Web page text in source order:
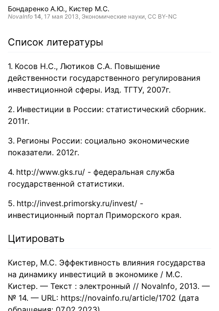
Бондаренко А.Ю. Кистер М.С.
NovaInfo 14, 17 мая 2013, Экономические науки, CC BY-NC
Список литературы
Косов Н.С., Лютиков С.А. Повышение
действенности государственного регулирования
инвестиционной сферы. Изд. ТГТУ, 2007г.
Инвестиции в России: статистический сборник.
2011г.
Регионы России: социально экономические
показатели. 2012г.
http://www.gks.ru/ - федеральная служба
государственной статистики.
http://invest.primorsky.ru/invest/ -
инвестиционный портал Приморского края.
Цитировать
Кистер, М.С. Эффективность влияния государства
на динамику инвестиций в экономике / М.С.
Кистер. — Текст : электронный // NovaInfo, 2013. —
№ 14. — URL: https://novainfo.ru/article/1702 (дата